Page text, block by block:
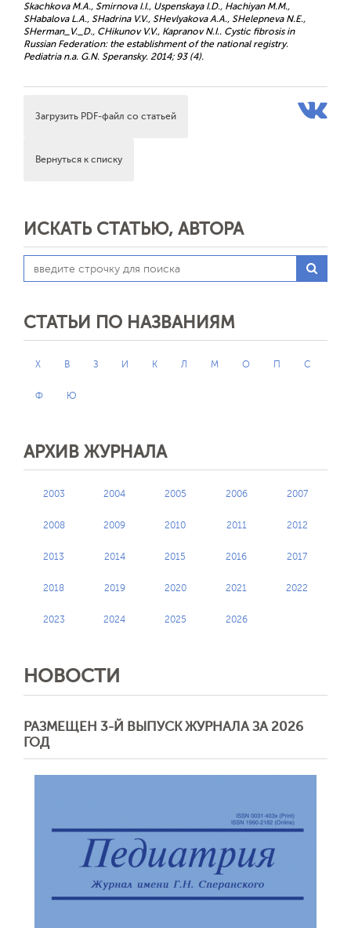
Skachkova M.A., Smirnova I.I., Uspenskaya I.D., Hachiyan M.M.,
SHabalova L.A., SHadrina V.V., SHevlyakova A.A., SHelepneva N.E.,
SHerman_V._D., CHikunov V.V., Kapranov N.I.. Cystic fibrosis in
Russian Federation: the establishment of the national registry.
Pediatria n.a. G.N. Speransky. 2014; 93 (4).
Загрузить PDF-файл со статьей
Вернуться к списку
ИСКАТЬ СТАТЬЮ, АВТОРА
СТАТЬИ ПО НАЗВАНИЯМ
X В З И К Л М О П С
Ф Ю
АРХИВ ЖУРНАЛА
2003 2004 2005 2006 2007
2008 2009 2010 2011 2012
2013 2014 2015 2016 2017
2018 2019 2020 2021 2022
2023 2024 2025 2026
НОВОСТИ
РАЗМЕЩЕН 3-Й ВЫПУСК ЖУРНАЛА ЗА 2026
ГОД